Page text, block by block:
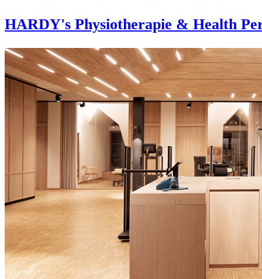
HARDY's Physiotherapie & Health